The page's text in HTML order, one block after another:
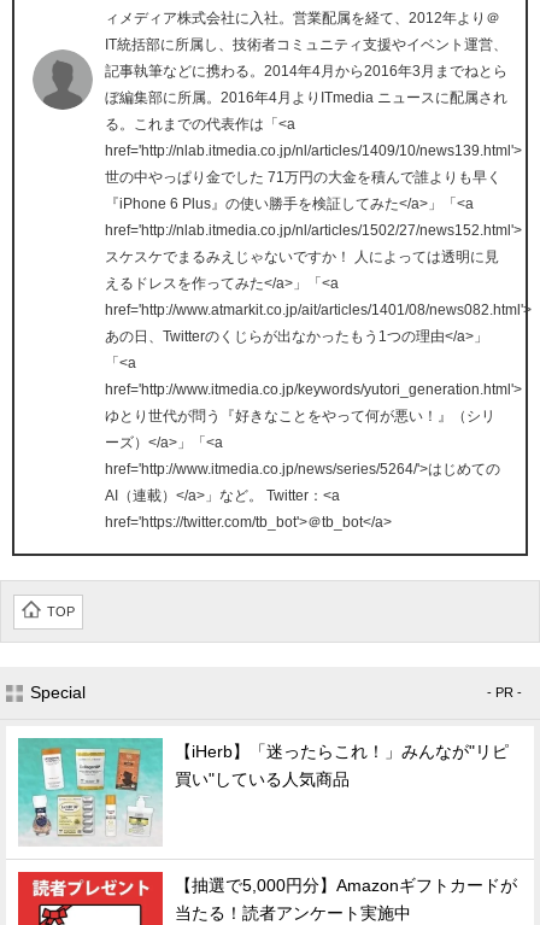
ィメディア株式会社に入社。営業配属を経て、2012年より＠
IT統括部に所属し、技術者コミュニティ支援やイベント運営、
記事執筆などに携わる。2014年4月から2016年3月までねとら
ぼ編集部に所属。2016年4月よりITmedia ニュースに配属され
る。これまでの代表作は「<a
href='http://nlab.itmedia.co.jp/nl/articles/1409/10/news139.html'>
世の中やっぱり金でした 71万円の大金を積んで誰よりも早く
『iPhone 6 Plus』の使い勝手を検証してみた</a>」「<a
href='http://nlab.itmedia.co.jp/nl/articles/1502/27/news152.html'>
スケスケでまるみえじゃないですか！ 人によっては透明に見
えるドレスを作ってみた</a>」「<a
href='http://www.atmarkit.co.jp/ait/articles/1401/08/news082.html'>
あの日、Twitterのくじらが出なかったもう1つの理由</a>」
「<a
href='http://www.itmedia.co.jp/keywords/yutori_generation.html'>
ゆとり世代が問う『好きなことをやって何が悪い！』（シリ
ーズ）</a>」「<a
href='http://www.itmedia.co.jp/news/series/5264/'>はじめての
AI（連載）</a>」など。 Twitter：<a
href='https://twitter.com/tb_bot'>＠tb_bot</a>
TOP
Special - PR -
【iHerb】「迷ったらこれ！」みんなが"リピ
買い"している人気商品
【抽選で5,000円分】Amazonギフトカードが
当たる！読者アンケート実施中